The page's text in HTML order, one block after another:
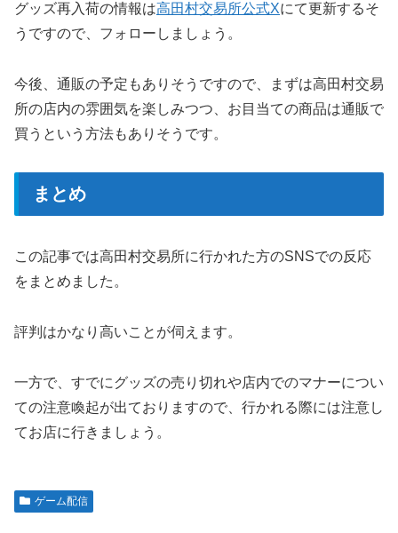
グッズ再入荷の情報は高田村交易所公式Xにて更新するそ
うですので、フォローしましょう。
今後、通販の予定もありそうですので、まずは高田村交易
所の店内の雰囲気を楽しみつつ、お目当ての商品は通販で
買うという方法もありそうです。
まとめ
この記事では高田村交易所に行かれた方のSNSでの反応
をまとめました。
評判はかなり高いことが伺えます。
一方で、すでにグッズの売り切れや店内でのマナーについ
ての注意喚起が出ておりますので、行かれる際には注意し
てお店に行きましょう。
ゲーム配信